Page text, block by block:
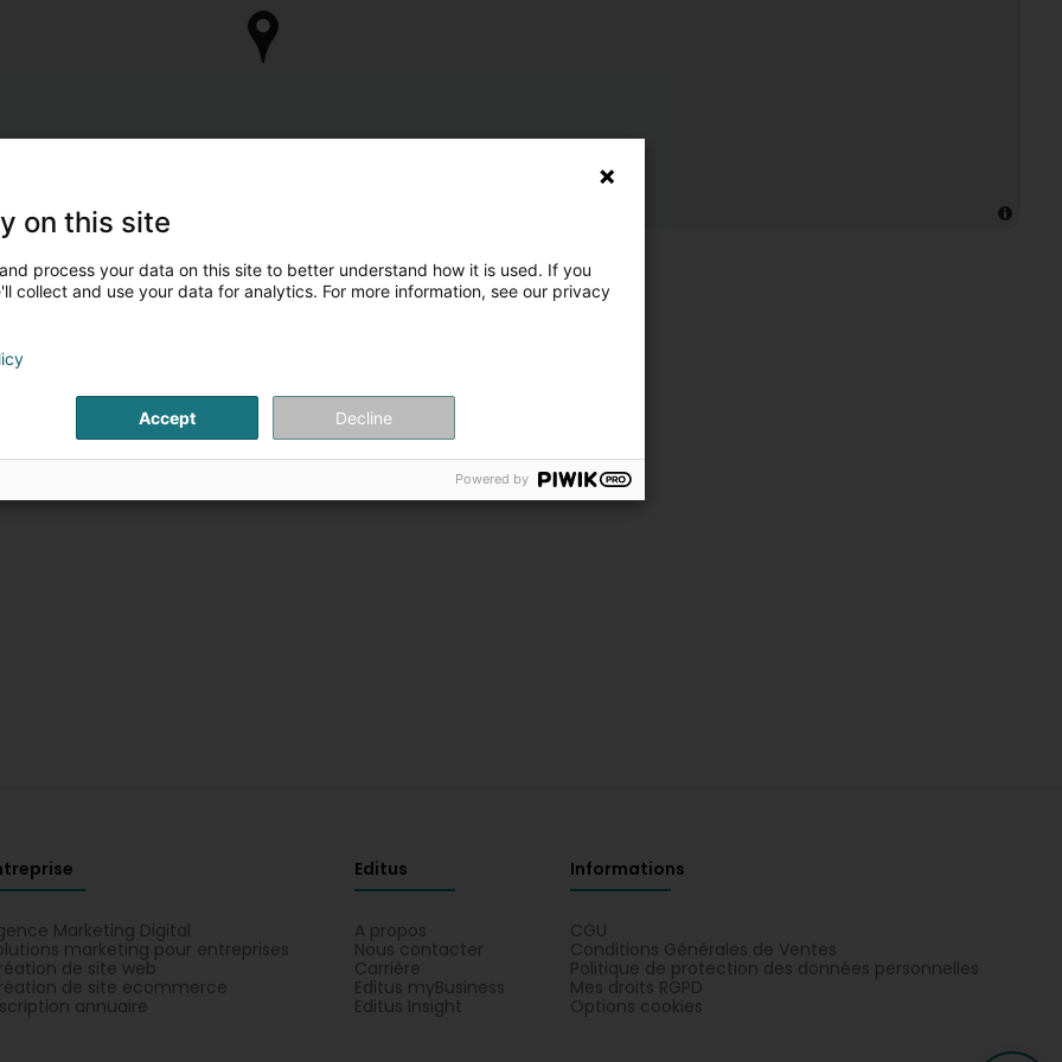
Marketing Digital
marketing pour entreprises
de site web
de site ecommerce
annuaire
Editus
A propos
Nous contacter
Carrière
Editus myBusiness
Editus Insight
Informations
CGU
Conditions Générales de Ventes
Politique de protection des données personnelles
Mes droits RGPD
Options cookies
on this site
process your data on this site to better understand how it is used. If you
collect and use your data for analytics. For more information, see our privacy
Accept Decline
Powered by